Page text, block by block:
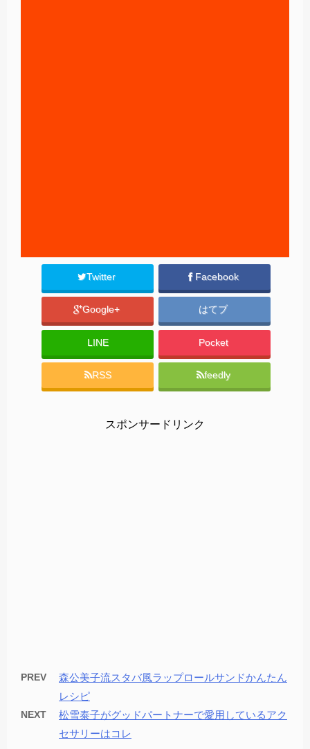
Twitter Facebook
Google+ はてブ
LINE Pocket
RSS feedly
スポンサードリンク
PREV
森公美子流スタバ風ラップロールサンドかんたん
レシピ
NEXT
松雪泰子がグッドパートナーで愛用しているアク
セサリーはコレ